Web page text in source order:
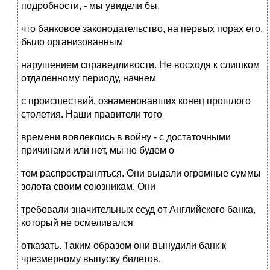
подробности, - мы увидели бы,
что банковое законодательство, на первых порах его,
было организованным
нарушением справедливости. Не восходя к слишком
отдаленному периоду, начнем
с происшествий, ознаменовавших конец прошлого
столетия. Наши правители того
времени вовлеклись в войну - с достаточными
причинами или нет, мы не будем о
том распространяться. Они выдали огромные суммы
золота своим союзникам. Они
требовали значительных ссуд от Английского банка,
который не осмеливался
отказать. Таким образом они вынудили банк к
чрезмерному выпуску билетов.